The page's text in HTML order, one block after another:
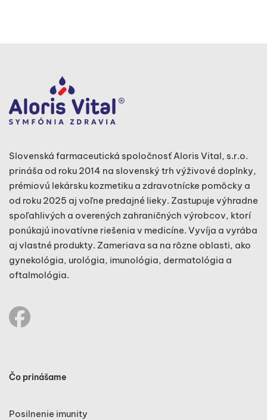
Slovenská farmaceutická spoločnosť Aloris Vital, s.r.o.
prináša od roku 2014 na slovenský trh výživové doplnky,
prémiovú lekársku kozmetiku a zdravotnícke pomôcky a
od roku 2025 aj voľne predajné lieky. Zastupuje výhradne
spoľahlivých a overených zahraničných výrobcov, ktorí
ponúkajú inovatívne riešenia v medicíne. Vyvíja a vyrába
aj vlastné produkty. Zameriava sa na rôzne oblasti, ako
gynekológia, urológia, imunológia, dermatológia a
oftalmológia.
Čo prinášame
Posilnenie imunity